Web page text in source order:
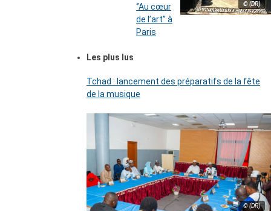
© (DR)
‘’Au cœur
de l’art’’ à
Paris
Les plus lus
Tchad : lancement des préparatifs de la fête
de la musique
© (DR)